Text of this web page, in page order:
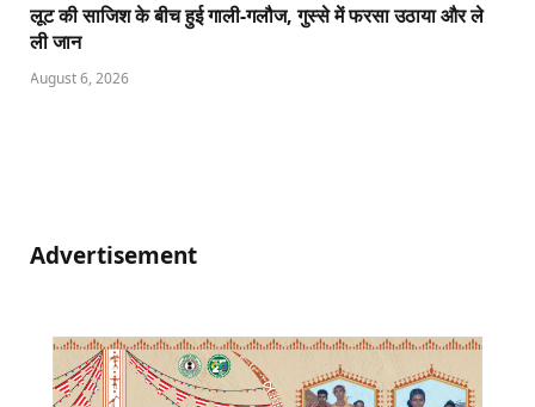
लूट की साजिश के बीच हुई गाली-गलौज, गुस्से में फरसा उठाया और ले
ली जान
August 6, 2026
Advertisement